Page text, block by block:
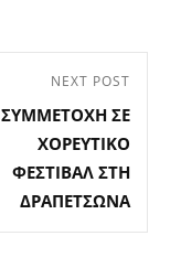
NEXT POST
ΣΥΜΜΕΤΟΧΗ ΣΕ
ΧΟΡΕΥΤΙΚΟ
ΦΕΣΤΙΒΑΛ ΣΤΗ
ΔΡΑΠΕΤΣΩΝΑ